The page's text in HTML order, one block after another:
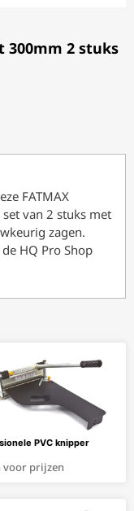
300mm 2 stuks
FATMAX
van 2 stuks met
zagen.
HQ Pro Shop
PVC knipper
voor prijzen